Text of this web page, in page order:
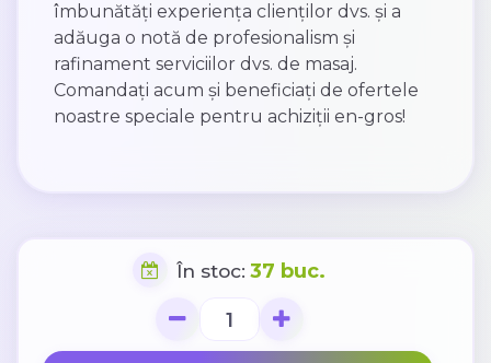
îmbunătăți experiența clienților dvs. și a
adăuga o notă de profesionalism și
rafinament serviciilor dvs. de masaj.
Comandați acum și beneficiați de ofertele
noastre speciale pentru achiziții en-gros!
În stoc: 37 buc.